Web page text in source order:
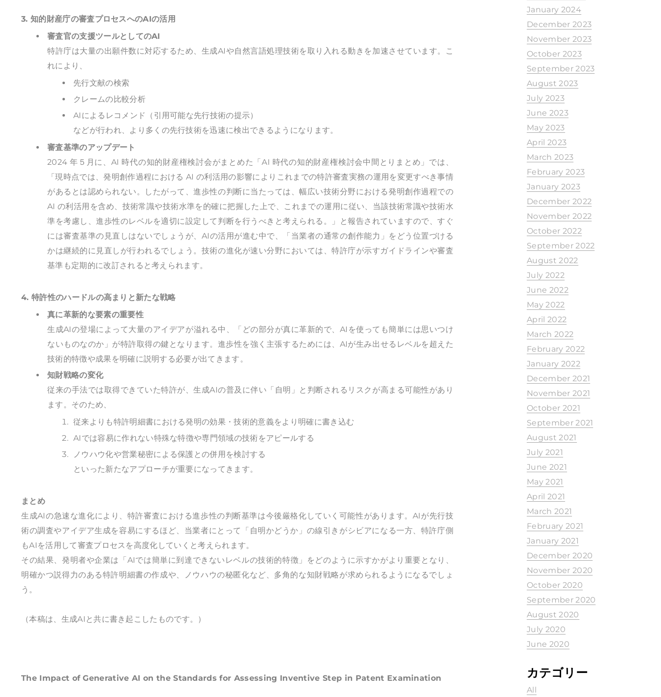
3. 知的財産庁の審査プロセスへのAIの活用
審査官の支援ツールとしてのAI
特許庁は大量の出願件数に対応するため、生成AIや自然言語処理技術を取り入れる動きを加速させています。こ
れにより、
先行文献の検索
クレームの比較分析
AIによるレコメンド（引用可能な先行技術の提示）
などが行われ、より多くの先行技術を迅速に検出できるようになります。
審査基準のアップデート
2024 年５月に、AI 時代の知的財産権検討会がまとめた「AI 時代の知的財産権検討会中間とりまとめ」では、
「現時点では、発明創作過程における AI の利活用の影響によりこれまでの特許審査実務の運用を変更すべき事情
があるとは認められない。したがって、進歩性の判断に当たっては、幅広い技術分野における発明創作過程での
AI の利活用を含め、技術常識や技術水準を的確に把握した上で、これまでの運用に従い、当該技術常識や技術水
準を考慮し、進歩性のレベルを適切に設定して判断を行うべきと考えられる。」と報告されていますので、すぐ
には審査基準の見直しはないでしょうが、AIの活用が進む中で、「当業者の通常の創作能力」をどう位置づける
かは継続的に見直しが行われるでしょう。技術の進化が速い分野においては、特許庁が示すガイドラインや審査
基準も定期的に改訂されると考えられます。
4. 特許性のハードルの高まりと新たな戦略
真に革新的な要素の重要性
生成AIの登場によって大量のアイデアが溢れる中、「どの部分が真に革新的で、AIを使っても簡単には思いつけ
ないものなのか」が特許取得の鍵となります。進歩性を強く主張するためには、AIが生み出せるレベルを超えた
技術的特徴や成果を明確に説明する必要が出てきます。
知財戦略の変化
従来の手法では取得できていた特許が、生成AIの普及に伴い「自明」と判断されるリスクが高まる可能性があり
ます。そのため、
従来よりも特許明細書における発明の効果・技術的意義をより明確に書き込む
AIでは容易に作れない特殊な特徴や専門領域の技術をアピールする
ノウハウ化や営業秘密による保護との併用を検討する
といった新たなアプローチが重要になってきます。
まとめ
生成AIの急速な進化により、特許審査における進歩性の判断基準は今後厳格化していく可能性があります。AIが先行技
術の調査やアイデア生成を容易にするほど、当業者にとって「自明かどうか」の線引きがシビアになる一方、特許庁側
もAIを活用して審査プロセスを高度化していくと考えられます。
その結果、発明者や企業は「AIでは簡単に到達できないレベルの技術的特徴」をどのように示すかがより重要となり、
明確かつ説得力のある特許明細書の作成や、ノウハウの秘匿化など、多角的な知財戦略が求められるようになるでしょ
う。
（本稿は、生成AIと共に書き起こしたものです。）
The Impact of Generative AI on the Standards for Assessing Inventive Step in Patent Examination
January 2024
December 2023
November 2023
October 2023
September 2023
August 2023
July 2023
June 2023
May 2023
April 2023
March 2023
February 2023
January 2023
December 2022
November 2022
October 2022
September 2022
August 2022
July 2022
June 2022
May 2022
April 2022
March 2022
February 2022
January 2022
December 2021
November 2021
October 2021
September 2021
August 2021
July 2021
June 2021
May 2021
April 2021
March 2021
February 2021
January 2021
December 2020
November 2020
October 2020
September 2020
August 2020
July 2020
June 2020
カテゴリー
All